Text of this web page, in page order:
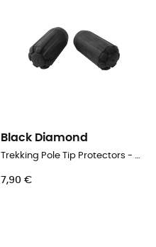
Black Diamond
Trekking Pole Tip Protectors - Trekkingstock-Zubehör
7,90 €